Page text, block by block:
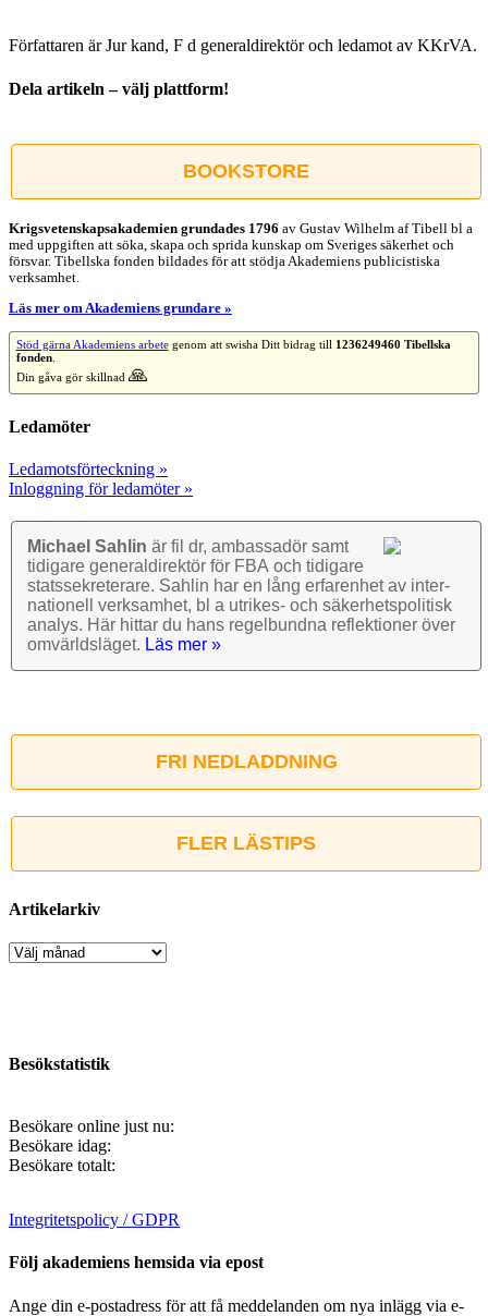
Författaren är Jur kand, F d generaldirektör och ledamot av KKrVA.
Dela artikeln – välj plattform!
post
BOOKSTORE
Krigsvetenskap­sakademien grundades 1796 av Gustav Wilhelm af Tibell bl a
med uppgiften att söka, skapa och sprida kunskap om Sveriges säkerhet och
försvar. Tibellska fonden bildades för att stödja Akademiens publicistiska
verksamhet.
Läs mer om Akademiens grundare »
Stöd gärna Akademiens arbetegenom att swisha Ditt bidrag till 1236249460 Tibellska
fonden.
Din gåva gör skillnad 🙏
Ledamöter
Ledamotsförteckning »
Inloggning för ledamöter »
Michael Sahlin är fil dr, ambassadör samt
tidigare general­direktör för FBA och tidigare
stats­sekre­terare. Sahlin har en lång erfarenhet av inter­
nationell verk­samhet, bl a utrikes- och säkerhets­politisk
analys. Här hittar du hans regel­bundna reflek­tioner över
omvärlds­läget. Läs mer »
FRI NEDLADDNING
FLER LÄSTIPS
Artikelarkiv
Artikelarkiv
Besökstatistik
Besökare online just nu:
Besökare idag:
Besökare totalt:
Integritetspolicy / GDPR
Följ akademiens hemsida via epost
Ange din e-postadress för att få meddelanden om nya inlägg via e-